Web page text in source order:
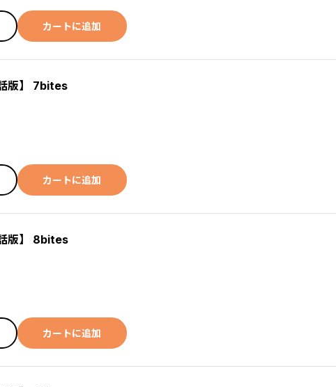
カートに追加
版】 7bites
カートに追加
版】 8bites
カートに追加